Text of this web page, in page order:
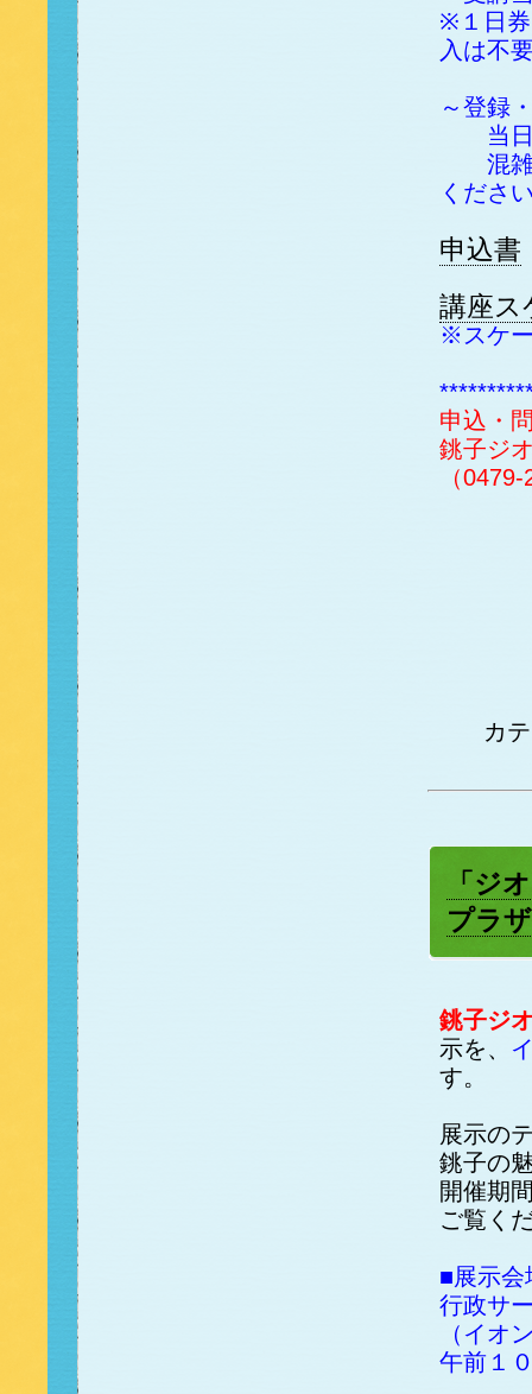
※１日券
入は不
～登録
当日
混雑
くださ
申込書
講座ス
※スケ
申込・
銚子ジ
（
カ
「ジ
プラ
銚子ジ
示を、
す。
展示の
銚子の
開催期
ご覧く
■展示会
行政サ
（イオ
午前１